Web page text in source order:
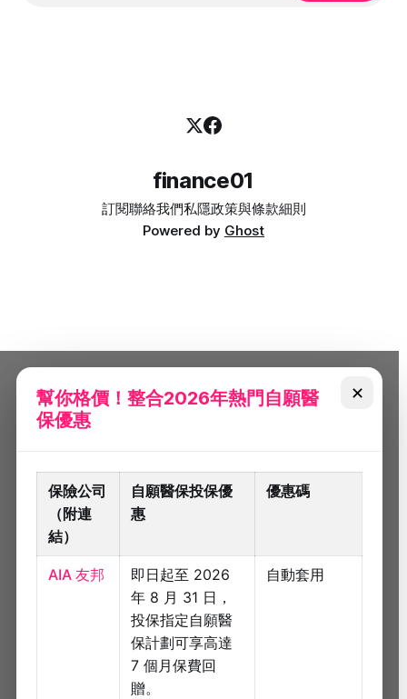
finance01
訂閱聯絡我們私隱政策與條款細則
Powered by Ghost
✕
幫你格價！整合2026年熱門自願醫
保優惠
保險公司
（附連
結）
自願醫保投保優
惠
優惠碼
AIA 友邦
即日起至 2026
年 8 月 31 日，
投保指定自願醫
保計劃可享高達
7 個月保費回
贈。
自動套用